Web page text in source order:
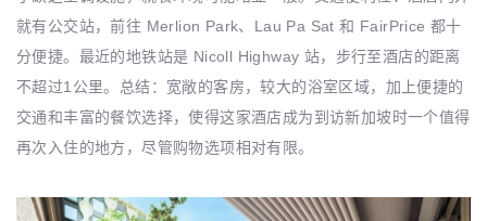
就有公交站，前往 Merlion Park、Lau Pa Sat 和 FairPrice 都十
分便捷。最近的地铁站是 Nicoll Highway 站，步行至酒店的距离
不超过1公里。总结：宽敞的客房，较大的浴室区域，加上便捷的
交通和丰富的餐饮选择，使得这家酒店成为到访新加坡时一个值得
再次入住的地方，尽管购物选项相对有限。